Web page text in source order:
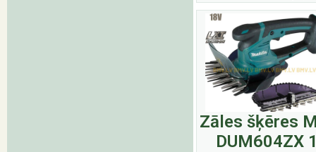
Zāles šķēres
DUM604ZX